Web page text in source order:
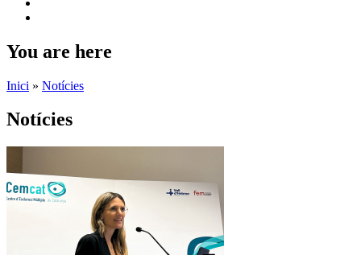
You are here
Inici » Notícies
Notícies